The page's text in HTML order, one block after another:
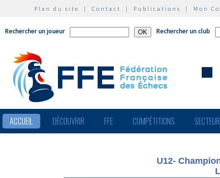
Plan du site | Contact | Publications | Mon
Rechercher un joueur Rechercher un club
ACCUEIL DÉCOUVRIR FFE COMPÉTITIONS
U12-